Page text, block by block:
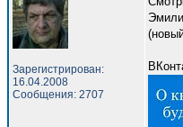
Зарегистрирован:
16.04.2008
Сообщения: 2707